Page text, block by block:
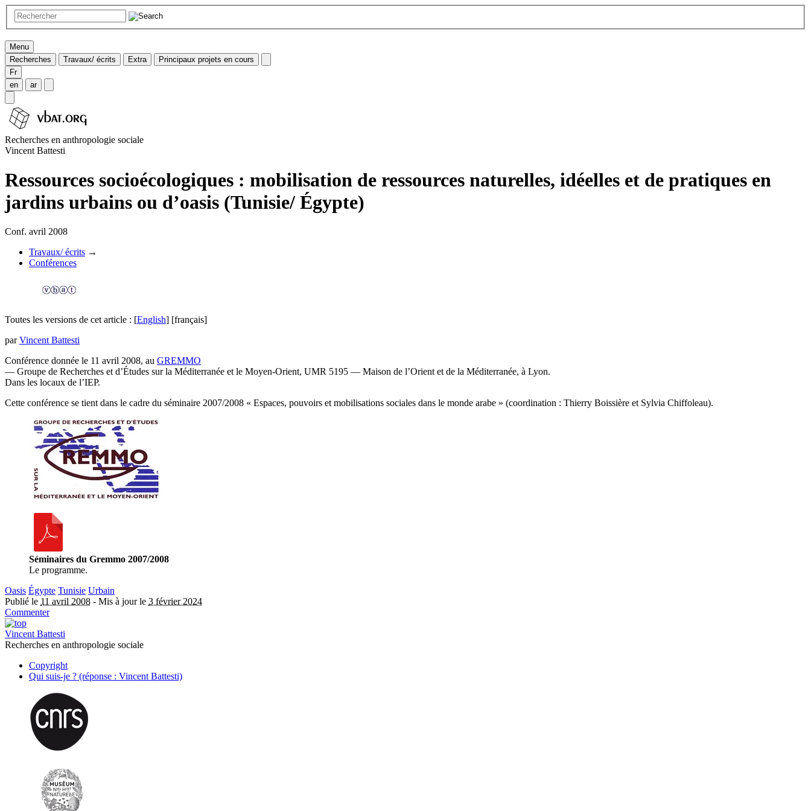
Menu
Recherches
Travaux/ écrits Extra
Principaux projets en cours
Fr
en
ar
Recherches en anthropologie sociale
Vincent Battesti
Ressources socioécologiques : mobilisation de ressources naturelles, idéelles et de pratiques en
jardins urbains ou d’oasis (Tunisie/ Égypte)
Conf. avril 2008
Travaux/ écrits →
Conférences
Toutes les versions de cet article : [English] [français]
parVincent Battesti
Conférence donnée le 11 avril 2008, au GREMMO
— Groupe de Recherches et d’Études sur la Méditerranée et le Moyen-Orient, UMR 5195 — Maison de l’Orient et de la Méditerranée, à Lyon.
Dans les locaux de l’IEP.
Cette conférence se tient dans le cadre du séminaire 2007/2008 « Espaces, pouvoirs et mobilisations sociales dans le monde arabe » (coordination : Thierry Boissière et Sylvia Chiffoleau).
Séminaires du Gremmo 2007/2008
Le programme.
Oasis Égypte Tunisie Urbain
Publié le 11 avril 2008 - Mis à jour le 3 février 2024
Commenter
Vincent Battesti
Recherches en anthropologie sociale
Copyright
Qui suis-je ? (réponse : Vincent Battesti)